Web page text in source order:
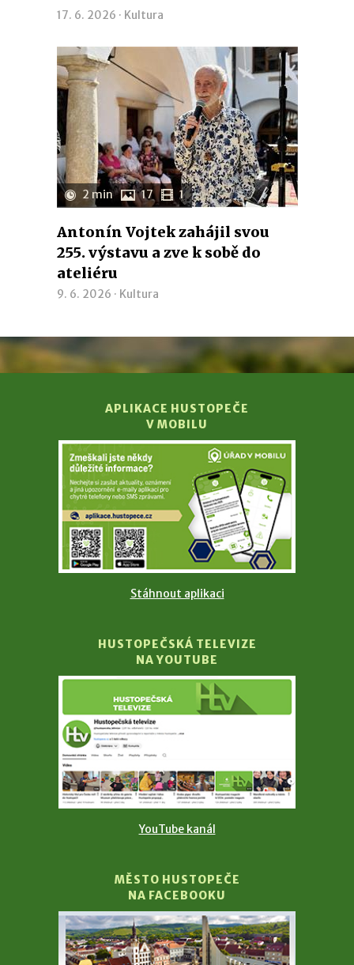
17. 6. 2026 · Kultura
2 min 17 1
Antonín Vojtek zahájil svou
255. výstavu a zve k sobě do
ateliéru
9. 6. 2026 · Kultura
APLIKACE HUSTOPEČE
V MOBILU
Stáhnout aplikaci
HUSTOPEČSKÁ TELEVIZE
NA YOUTUBE
YouTube kanál
MĚSTO HUSTOPEČE
NA FACEBOOKU